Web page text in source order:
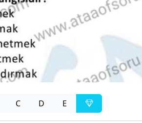
C D E